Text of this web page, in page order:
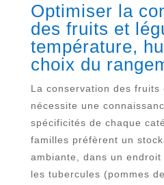
Optimiser la
des fruits et
température,
choix du
La conservation des fruits
nécessite une
spécificités de chaque
familles préfèrent un
ambiante, dans un
les tubercules (pommes